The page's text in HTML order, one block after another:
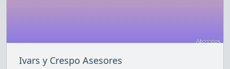
Ivars y Crespo Asesores